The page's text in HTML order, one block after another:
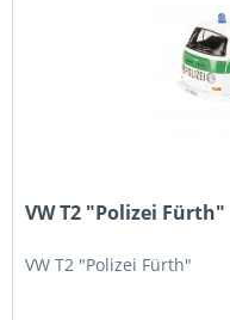
VW T2 "Polizei Fürth"
VW T2 "Polizei Fürth"